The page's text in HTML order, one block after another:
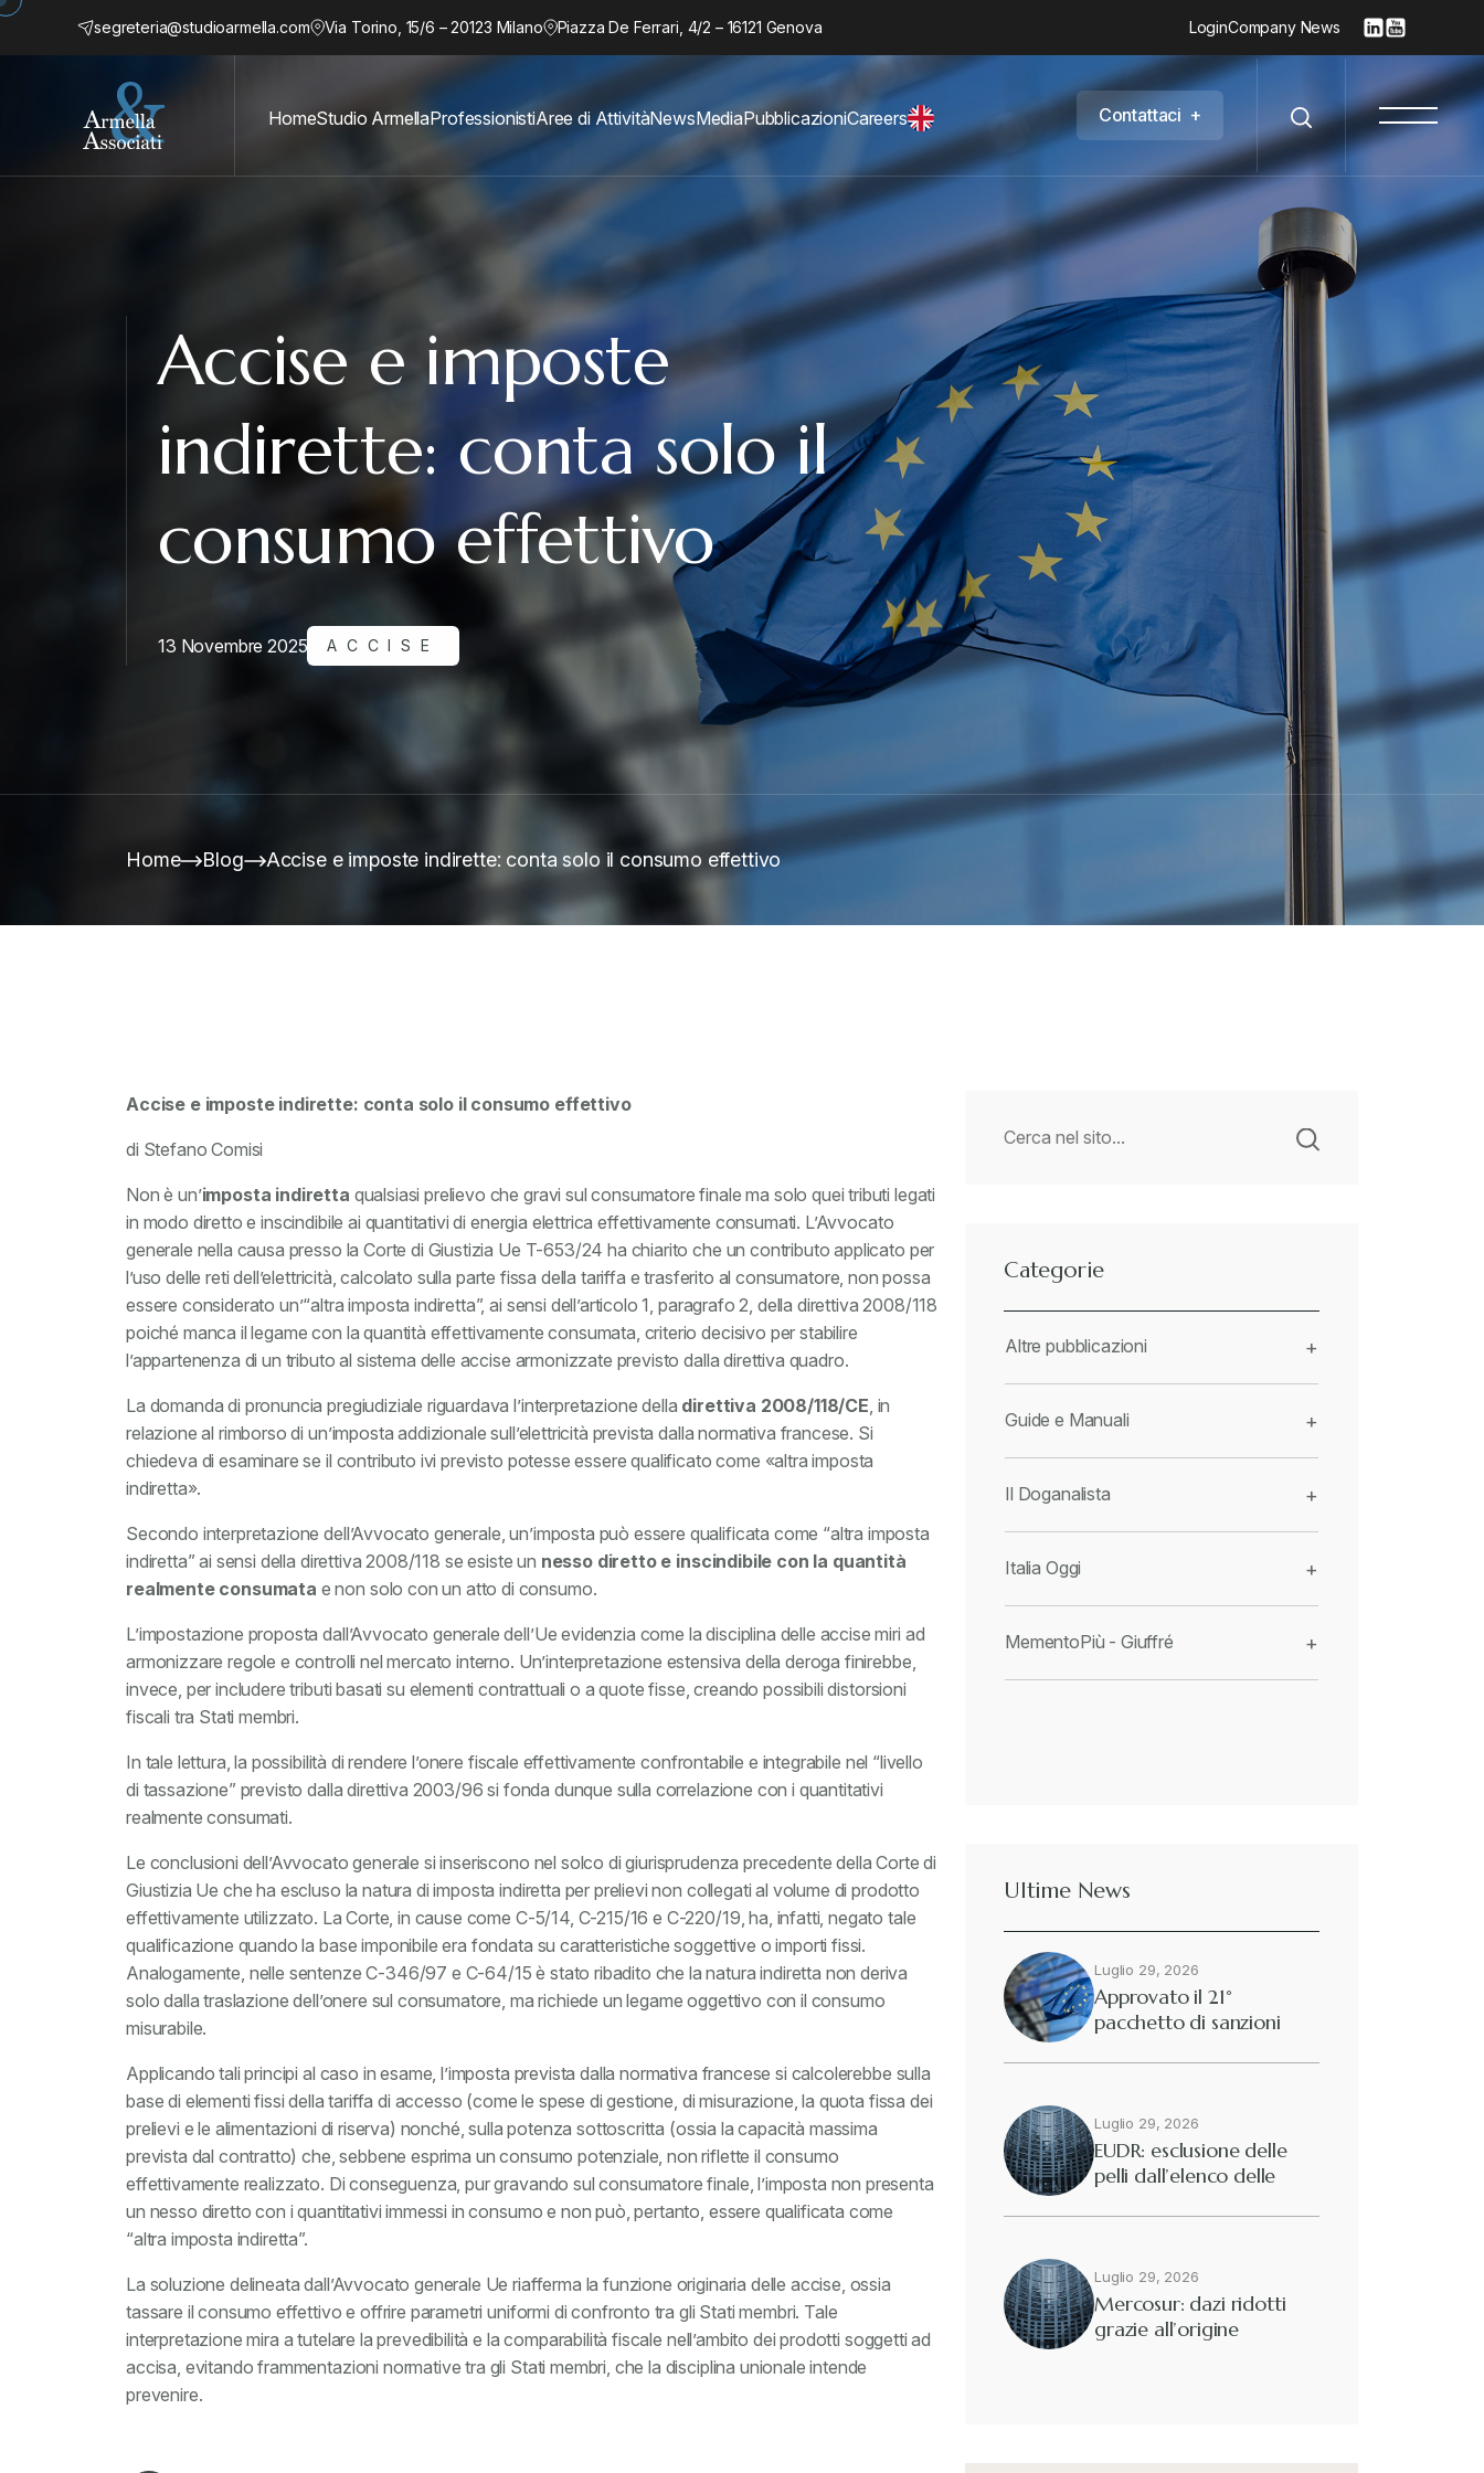
segreteria@studioarmella.com Via Torino, 15/6 – 20123 Milano Piazza De Ferrari, 4/2 – 16121 Genova LoginCompany News
HomeStudio ArmellaProfessionistiAree di AttivitàNewsMediaPubblicazioniCareers Contattaci +
Accise e imposte
indirette: conta solo il
consumo effettivo
13 Novembre 2025 ACCISE
Home Blog Accise e imposte indirette: conta solo il consumo effettivo
Accise e imposte indirette: conta solo il consumo effettivo
di Stefano Comisi
Non è un’imposta indiretta qualsiasi prelievo che gravi sul consumatore finale ma solo quei tributi legati
in modo diretto e inscindibile ai quantitativi di energia elettrica effettivamente consumati. L’Avvocato
generale nella causa presso la Corte di Giustizia Ue T-653/24 ha chiarito che un contributo applicato per
l’uso delle reti dell’elettricità, calcolato sulla parte fissa della tariffa e trasferito al consumatore, non possa
essere considerato un’“altra imposta indiretta”, ai sensi dell’articolo 1, paragrafo 2, della direttiva 2008/118
poiché manca il legame con la quantità effettivamente consumata, criterio decisivo per stabilire
l’appartenenza di un tributo al sistema delle accise armonizzate previsto dalla direttiva quadro.
La domanda di pronuncia pregiudiziale riguardava l’interpretazione della direttiva 2008/118/CE, in
relazione al rimborso di un’imposta addizionale sull’elettricità prevista dalla normativa francese. Si
chiedeva di esaminare se il contributo ivi previsto potesse essere qualificato come «altra imposta
indiretta».
Secondo interpretazione dell’Avvocato generale, un’imposta può essere qualificata come “altra imposta
indiretta” ai sensi della direttiva 2008/118 se esiste un nesso diretto e inscindibile con la quantità
realmente consumata e non solo con un atto di consumo.
L’impostazione proposta dall’Avvocato generale dell’Ue evidenzia come la disciplina delle accise miri ad
armonizzare regole e controlli nel mercato interno. Un’interpretazione estensiva della deroga finirebbe,
invece, per includere tributi basati su elementi contrattuali o a quote fisse, creando possibili distorsioni
fiscali tra Stati membri.
In tale lettura, la possibilità di rendere l’onere fiscale effettivamente confrontabile e integrabile nel “livello
di tassazione” previsto dalla direttiva 2003/96 si fonda dunque sulla correlazione con i quantitativi
realmente consumati.
Le conclusioni dell’Avvocato generale si inseriscono nel solco di giurisprudenza precedente della Corte di
Giustizia Ue che ha escluso la natura di imposta indiretta per prelievi non collegati al volume di prodotto
effettivamente utilizzato. La Corte, in cause come C-5/14, C-215/16 e C-220/19, ha, infatti, negato tale
qualificazione quando la base imponibile era fondata su caratteristiche soggettive o importi fissi.
Analogamente, nelle sentenze C-346/97 e C-64/15 è stato ribadito che la natura indiretta non deriva
solo dalla traslazione dell’onere sul consumatore, ma richiede un legame oggettivo con il consumo
misurabile.
Applicando tali principi al caso in esame, l’imposta prevista dalla normativa francese si calcolerebbe sulla
base di elementi fissi della tariffa di accesso (come le spese di gestione, di misurazione, la quota fissa dei
prelievi e le alimentazioni di riserva) nonché, sulla potenza sottoscritta (ossia la capacità massima
prevista dal contratto) che, sebbene esprima un consumo potenziale, non riflette il consumo
effettivamente realizzato. Di conseguenza, pur gravando sul consumatore finale, l’imposta non presenta
un nesso diretto con i quantitativi immessi in consumo e non può, pertanto, essere qualificata come
“altra imposta indiretta”.
La soluzione delineata dall’Avvocato generale Ue riafferma la funzione originaria delle accise, ossia
tassare il consumo effettivo e offrire parametri uniformi di confronto tra gli Stati membri. Tale
interpretazione mira a tutelare la prevedibilità e la comparabilità fiscale nell’ambito dei prodotti soggetti ad
accisa, evitando frammentazioni normative tra gli Stati membri, che la disciplina unionale intende
prevenire.
Categorie
Altre pubblicazioni +
Guide e Manuali +
Il Doganalista +
Italia Oggi +
MementoPiù - Giuffré +
Ultime News
Luglio 29, 2026
Approvato il 21°
pacchetto di sanzioni
Luglio 29, 2026
EUDR: esclusione delle
pelli dall’elenco delle
Luglio 29, 2026
Mercosur: dazi ridotti
grazie all’origine